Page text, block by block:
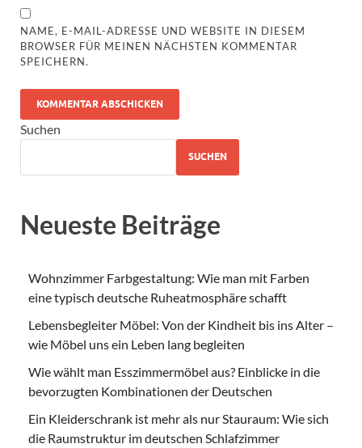
NAME, E-MAIL-ADRESSE UND WEBSITE IN DIESEM
BROWSER FÜR MEINEN NÄCHSTEN KOMMENTAR
SPEICHERN.
Suchen
SUCHEN
Neueste Beiträge
Wohnzimmer Farbgestaltung: Wie man mit Farben
eine typisch deutsche Ruheatmosphäre schafft
Lebensbegleiter Möbel: Von der Kindheit bis ins Alter –
wie Möbel uns ein Leben lang begleiten
Wie wählt man Esszimmermöbel aus? Einblicke in die
bevorzugten Kombinationen der Deutschen
Ein Kleiderschrank ist mehr als nur Stauraum: Wie sich
die Raumstruktur im deutschen Schlafzimmer